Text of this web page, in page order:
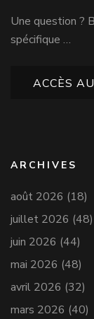
Une question ?
spécifique …
ACCÈS
ARCHIVES
août 2026 (18)
juillet 2026 (48)
juin 2026 (44)
mai 2026 (48)
avril 2026 (32)
mars 2026 (40)